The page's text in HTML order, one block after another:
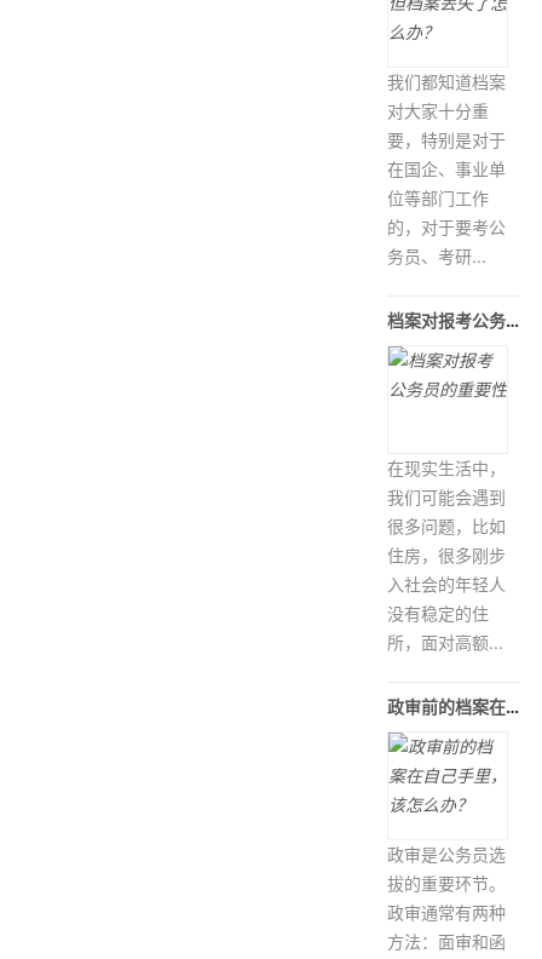
我们都知道档案
对大家十分重
要，特别是对于
在国企、事业单
位等部门工作
的，对于要考公
务员、考研...
档案对报考公务员的重要性
在现实生活中，
我们可能会遇到
很多问题，比如
住房，很多刚步
入社会的年轻人
没有稳定的住
所，面对高额...
政审前的档案在自己手里，该怎么办？
政审是公务员选
拔的重要环节。
政审通常有两种
方法：面审和函